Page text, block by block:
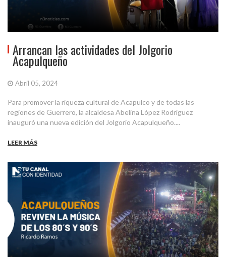
Arrancan las actividades del Jolgorio
Acapulqueño
Abril 05, 2024
Para promover la riqueza cultural de Acapulco y de todas las
regiones de Guerrero, la alcaldesa Abelina López Rodríguez
inauguró una nueva edición del Jolgorio Acapulqueño....
LEER MÁS